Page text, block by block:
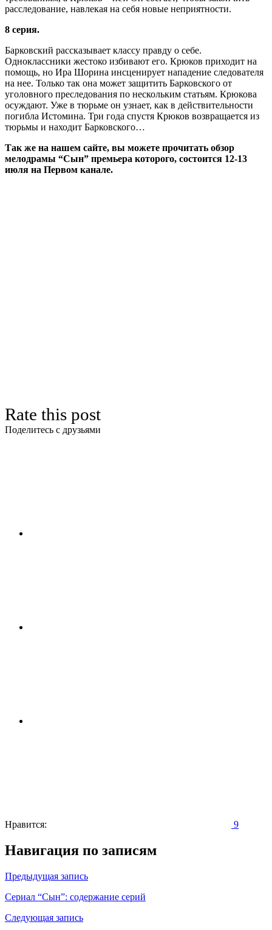
расследование, навлекая на себя новые неприятности.
8 серия.
Барковский рассказывает классу правду о себе.
Одноклассники жестоко избивают его. Крюков приходит на
помощь, но Ира Шорина инсценирует нападение следователя
на нее. Только так она может защитить Барковского от
уголовного преследования по нескольким статьям. Крюкова
осуждают. Уже в тюрьме он узнает, как в действительности
погибла Истомина. Три года спустя Крюков возвращается из
тюрьмы и находит Барковского…
Так же на нашем сайте, вы можете прочитать обзор
мелодрамы “Сын” премьера которого, состоится 12-13
июля на Первом канале.
Rate this post
Поделитесь с друзьями
Нравится: 9
Навигация по записям
Предыдущая запись
Сериал “Сын”: содержание серий
Следующая запись